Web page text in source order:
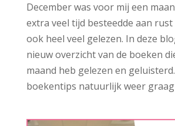
December was voor mij een
extra veel tijd besteedde aan
ook heel veel gelezen. In deze
nieuw overzicht van de boeken
maand heb gelezen en
boekentips natuurlijk weer graag